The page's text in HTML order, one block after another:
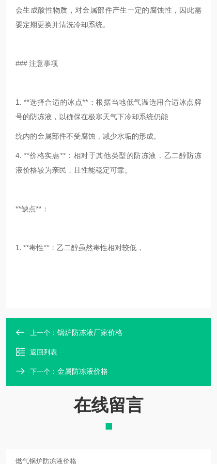
会生成酸性物质，对金属部件产生一定的腐蚀性，因此需
要定期更换并清洗冷却系统。
### 注意事项
1. **选择合适的冰点**：根据当地低气温选用合适冰点牌
号的防冻液，以确保在极寒天气下冷却系统仍能
统内的金属部件不受腐蚀，减少水垢的形成。
4. **价格实惠**：相对于其他类型的防冻液，乙二醇防冻
液价格较为亲民，且性能稳定可靠。
**缺点**：
1. **毒性**：乙二醇虽然毒性相对较低，
上一个： 锅炉防冻液厂家价格
返回列表
下一个： 金属防冻液价格
在线留言